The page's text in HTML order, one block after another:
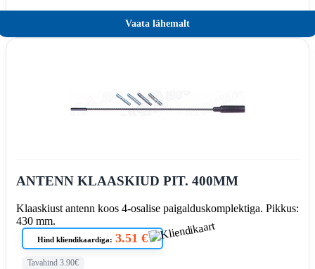
Vaata lähemalt
ANTENN KLAASKIUD PIT. 400MM
Klaaskiust antenn koos 4-osalise paigalduskomplektiga. Pikkus:
430 mm.
Hind kliendikaardiga: 3.51 €
Tavahind 3.90€